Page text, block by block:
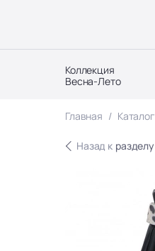
Коллекция
Весна-Лето
Главная Каталог
Назад к разделу